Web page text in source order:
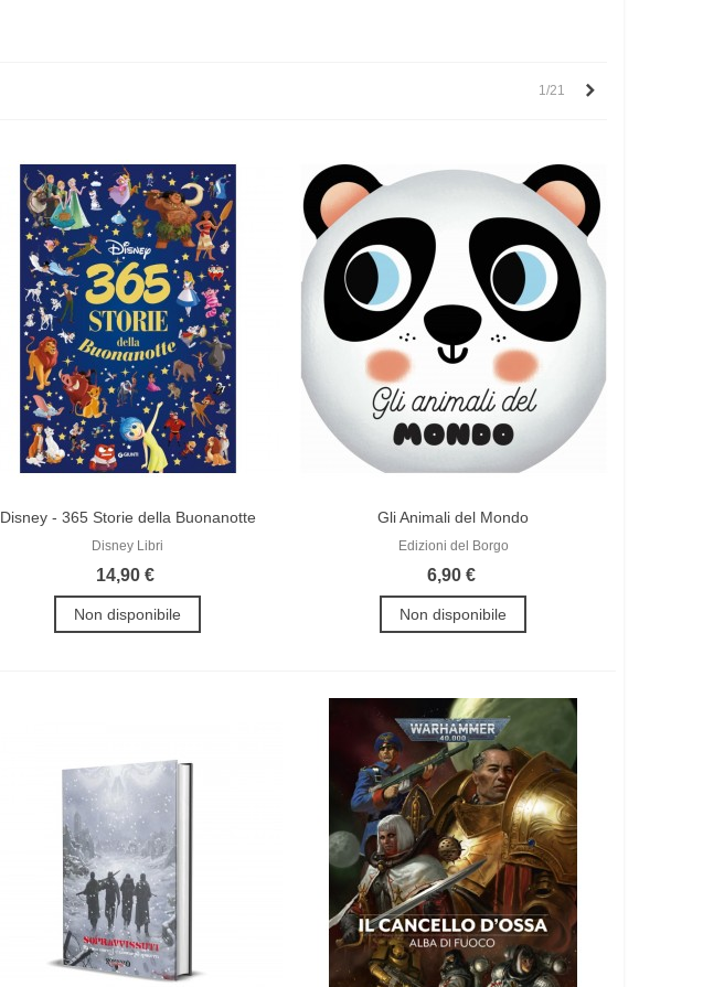
1/21
Disney - 365 Storie della Buonanotte
Disney Libri
14,90 €
Non disponibile
Gli Animali del Mondo
Edizioni del Borgo
6,90 €
Non disponibile